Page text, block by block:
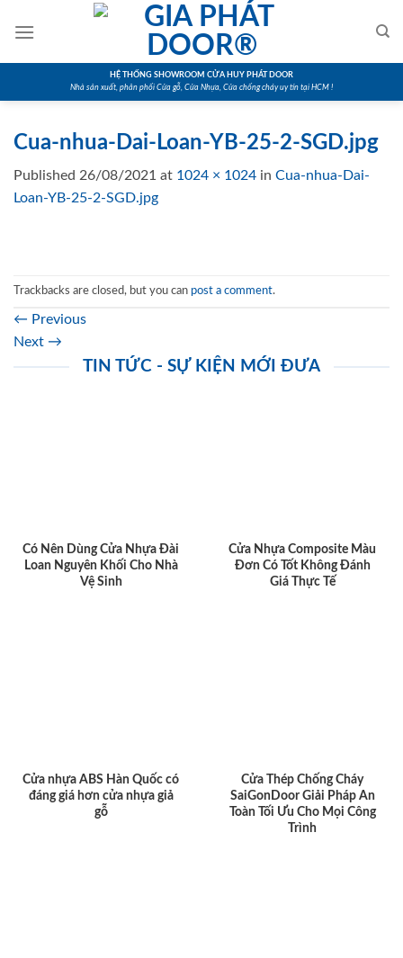
HỆ THỐNG SHOWROOM CỬA HUY PHÁT DOOR
Nhà sản xuất, phân phối Cửa gỗ, Cửa Nhựa, Cửa chống cháy uy tín tại HCM !
Cua-nhua-Dai-Loan-YB-25-2-SGD.jpg
Published 26/08/2021 at 1024 × 1024 in Cua-nhua-Dai-
Loan-YB-25-2-SGD.jpg
Trackbacks are closed, but you can post a comment.
← Previous
Next →
TIN TỨC - SỰ KIỆN MỚI ĐƯA
Có Nên Dùng Cửa Nhựa Đài
Loan Nguyên Khối Cho Nhà
Vệ Sinh
Cửa Nhựa Composite Màu
Đơn Có Tốt Không Đánh
Giá Thực Tế
Cửa nhựa ABS Hàn Quốc có
đáng giá hơn cửa nhựa giả
gỗ
Cửa Thép Chống Cháy
SaiGonDoor Giải Pháp An
Toàn Tối Ưu Cho Mọi Công
Trình